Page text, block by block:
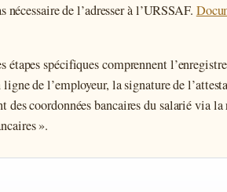
nécessaire de l’adresser à l’URSSAF.
étapes spécifiques comprennent
de l’employeur, la signature de
des coordonnées bancaires du salarié via
».